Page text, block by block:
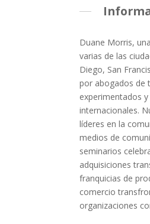
Duane Morris,
varias de las
Diego, San
por abogados de
experimentados
internacionales.
líderes en la
medios de
seminarios
adquisiciones
franquicias de
comercio
organizaciones